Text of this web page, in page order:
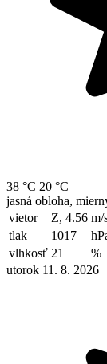
38 °C 20 °C
jasná obloha,
vietor
Z, 4.56 m/
tlak
1017
vlhkosť 21
%
utorok 11. 8. 2026